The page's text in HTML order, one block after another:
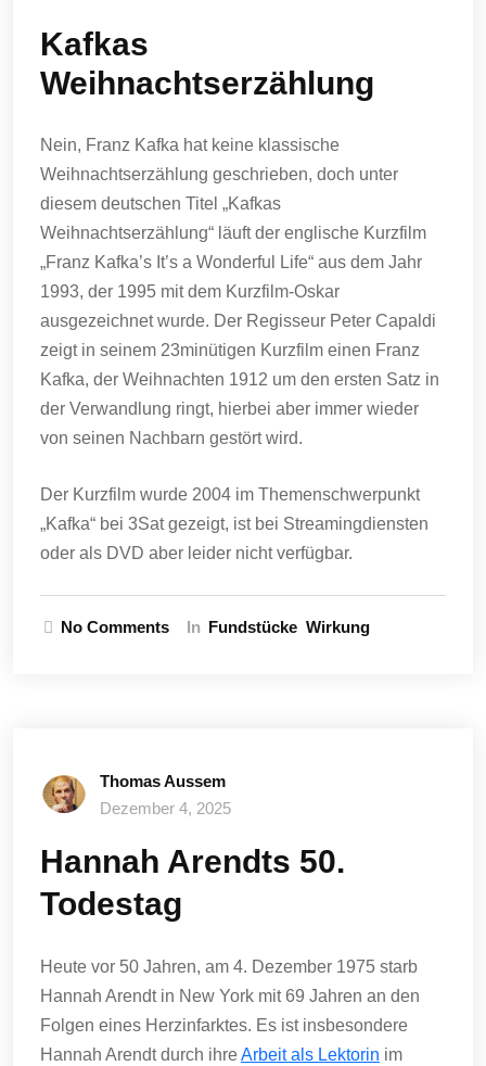
Kafkas
Weihnachtserzählung
Nein, Franz Kafka hat keine klassische
Weihnachtserzählung geschrieben, doch unter
diesem deutschen Titel „Kafkas
Weihnachtserzählung“ läuft der englische Kurzfilm
„Franz Kafka’s It’s a Wonderful Life“ aus dem Jahr
1993, der 1995 mit dem Kurzfilm-Oskar
ausgezeichnet wurde. Der Regisseur Peter Capaldi
zeigt in seinem 23minütigen Kurzfilm einen Franz
Kafka, der Weihnachten 1912 um den ersten Satz in
der Verwandlung ringt, hierbei aber immer wieder
von seinen Nachbarn gestört wird.
Der Kurzfilm wurde 2004 im Themenschwerpunkt
„Kafka“ bei 3Sat gezeigt, ist bei Streamingdiensten
oder als DVD aber leider nicht verfügbar.
No Comments In Fundstücke Wirkung
Thomas Aussem
Dezember 4, 2025
Hannah Arendts 50.
Todestag
Heute vor 50 Jahren, am 4. Dezember 1975 starb
Hannah Arendt in New York mit 69 Jahren an den
Folgen eines Herzinfarktes. Es ist insbesondere
Hannah Arendt durch ihreArbeit als Lektorin im